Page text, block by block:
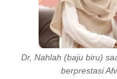
Dr, Nahlah (baju biru)
berprestasi